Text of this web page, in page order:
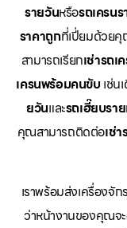
รายวันหรือรถเครน
ราคาถูกที่เปี่ยมด้วยคุ
สามารถเรียกเช่ารถเ
เครนพร้อมคนขับ เช่น
ยวันและรถเฮี๊ยบรา
คุณสามารถติดต่อเช่
เราพร้อมส่งเครื่อง
ว่าหน้างานของคุณจ